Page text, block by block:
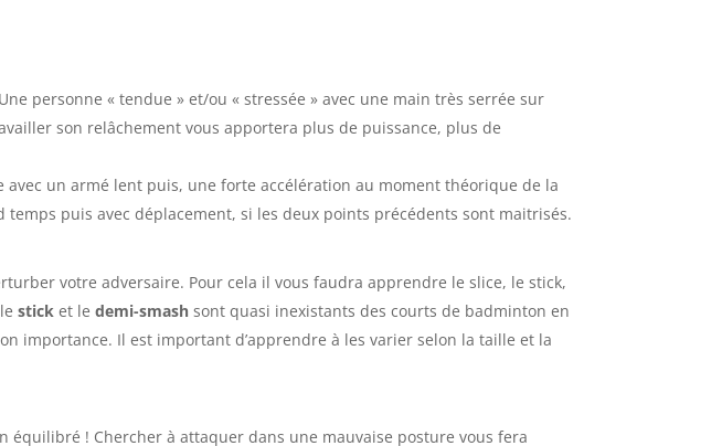
personne « tendue » et/ou « stressée » avec une main très serrée sur
son relâchement vous apportera plus de puissance, plus de
un armé lent puis, une forte accélération au moment théorique de la
puis avec déplacement, si les deux points précédents sont maitrisés.
votre adversaire. Pour cela il vous faudra apprendre le slice, le stick,
stick et le demi-smash sont quasi inexistants des courts de badminton en
importance. Il est important d’apprendre à les varier selon la taille et la
! Chercher à attaquer dans une mauvaise posture vous fera